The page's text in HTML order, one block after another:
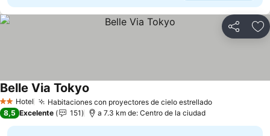
Compartir
2 Estrellas
Hotel Habitaciones con proyectores de cielo estrellado
Belle Via Tokyo
8,5 Excelente 151 a 7.3 km de: Centro de la ciudad